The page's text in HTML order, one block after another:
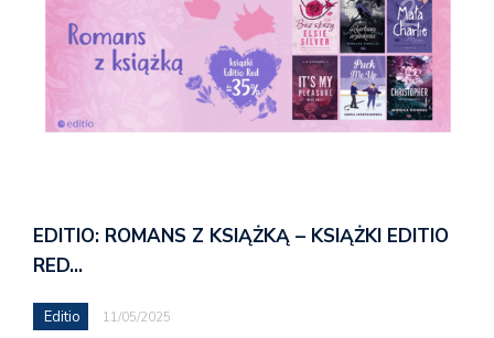
EDITIO: ROMANS Z KSIĄŻKĄ – KSIĄŻKI EDITIO
RED…
Editio 11/05/2025